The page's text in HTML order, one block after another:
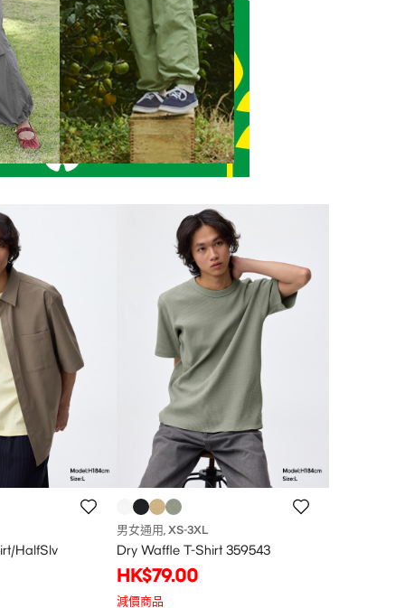
HalfSlv
男女通用 XS-3XL
Dry Waffle T-Shirt 359543
HK$79.00
減價商品